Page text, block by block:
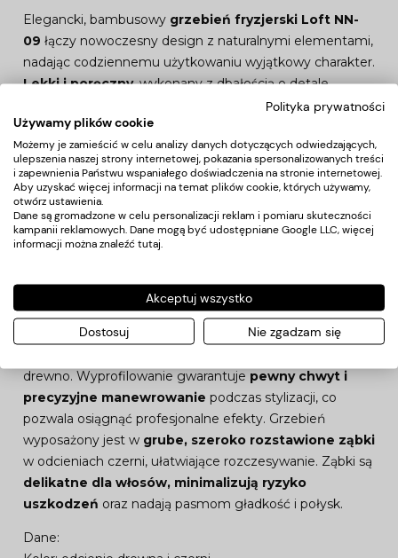
Elegancki, bambusowy grzebień fryzjerski Loft NN-
09 łączy nowoczesny design z naturalnymi elementami,
nadając codziennemu użytkowaniu wyjątkowy charakter.
Lekki i poręczny, wykonany z dbałością o detale,
zapewnia doskonałą funkcjonalność, a także
prezentuje się niezwykle estetycznie. Nadaje się idealnie
zarówno do pracy w salonie fryzjerskim, jak i do użytku
codziennego w domu.
Wyjątkowy design i
ekologiczność
nadaje grzebieniowi nowoczesny
wygląd, jednocześnie zapewniająclekkość i wygodę
użytkowania. Bambus jest doskonałym materiałem –
drewno. Wyprofilowanie gwarantuje pewny chwyt i
precyzyjne manewrowanie podczas stylizacji, co
pozwala osiągnąć profesjonalne efekty. Grzebień
wyposażony jest w grube, szeroko rozstawione ząbki
w odcieniach czerni, ułatwiające rozczesywanie. Ząbki są
delikatne dla włosów, minimalizują ryzyko
uszkodzeń oraz nadają pasmom gładkość i połysk.
Dane:
Polityka prywatności
Używamy plików cookie
Możemy je zamieścić w celu analizy danych dotyczących odwiedzających,
ulepszenia naszej strony internetowej, pokazania spersonalizowanych treści
i zapewnienia Państwu wspaniałego doświadczenia na stronie internetowej.
Aby uzyskać więcej informacji na temat plików cookie, których używamy,
otwórz ustawienia.
Dane są gromadzone w celu personalizacji reklam i pomiaru skuteczności
kampanii reklamowych. Dane mogą być udostępniane Google LLC, więcej
informacji można znaleźć tutaj
Akceptuj wszystko
Dostosuj Nie zgadzam się